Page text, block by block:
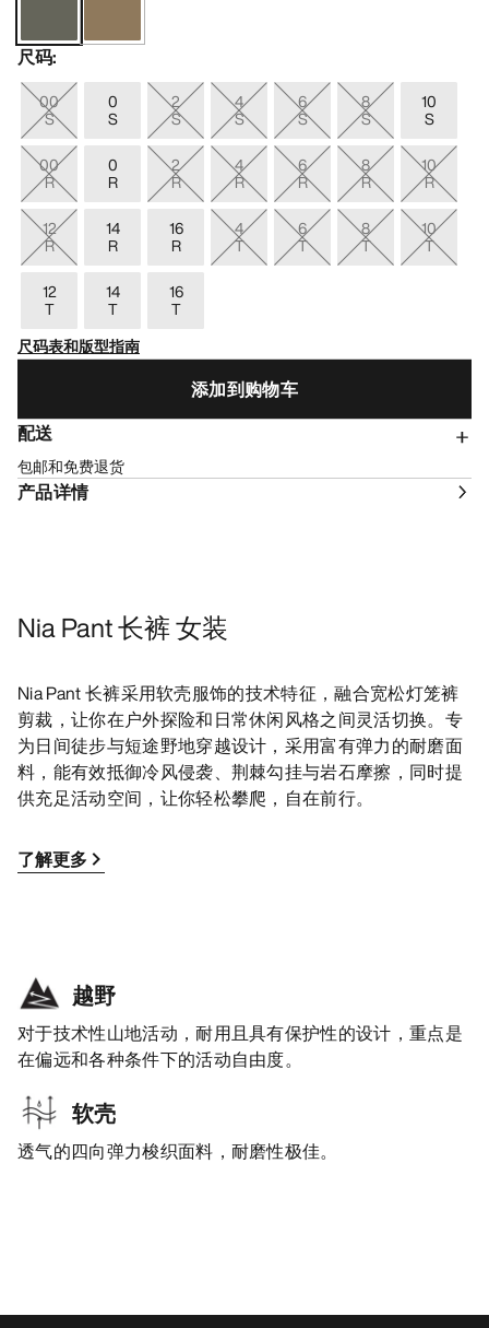
尺码:
00
S
0
S
2
S
4
S
6
S
8
S
10
S
00
R
0
R
2
R
4
R
6
R
8
R
10
R
12
R
14
R
16
R
4
T
6
T
8
T
10
T
12
T
14
T
16
T
尺码表和版型指南
添加到购物车
配送
包邮和免费退货
产品详情
Nia Pant 长裤 女装
Nia Pant 长裤采用软壳服饰的技术特征，融合宽松灯笼裤
剪裁，让你在户外探险和日常休闲风格之间灵活切换。专
为日间徒步与短途野地穿越设计，采用富有弹力的耐磨面
料，能有效抵御冷风侵袭、荆棘勾挂与岩石摩擦，同时提
供充足活动空间，让你轻松攀爬，自在前行。
了解更多
越野
对于技术性山地活动，耐用且具有保护性的设计，重点是
在偏远和各种条件下的活动自由度。
软壳
透气的四向弹力梭织面料，耐磨性极佳。